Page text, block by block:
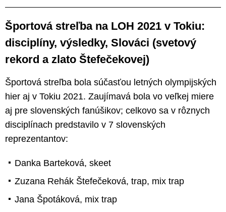
Športová streľba na LOH 2021 v Tokiu:
disciplíny, výsledky, Slováci (svetový
rekord a zlato Štefečekovej)
Športová streľba bola súčasťou letných olympijských
hier aj v Tokiu 2021. Zaujímavá bola vo veľkej miere
aj pre slovenských fanúšikov; celkovo sa v rôznych
disciplínach predstavilo v 7 slovenských
reprezentantov:
Danka Barteková, skeet
Zuzana Rehák Štefečeková, trap, mix trap
Jana Špotáková, mix trap